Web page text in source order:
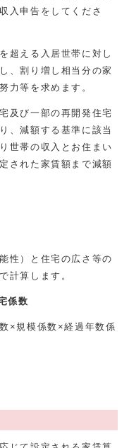
入申告をしてくださ
超える入居世帯に対し
、割り増し相当分の家
力等を求めます。
及び一部の再開発住宅
、減額する基準に該当
世帯の収入とお住まい
された家賃額まで減額
性）と住宅の広さ等の
計算します。
係数
係数×経過年数係